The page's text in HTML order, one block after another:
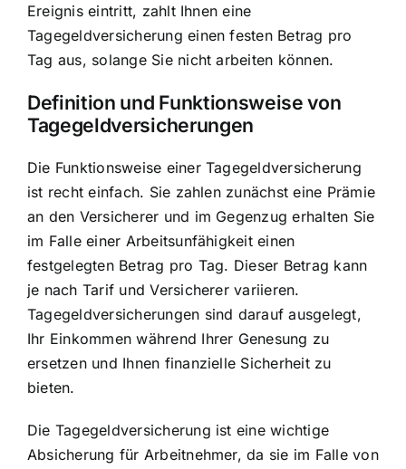
Ereignis eintritt, zahlt Ihnen eine
Tagegeldversicherung einen festen Betrag pro
Tag aus, solange Sie nicht arbeiten können.
Definition und Funktionsweise von
Tagegeldversicherungen
Die Funktionsweise einer Tagegeldversicherung
ist recht einfach. Sie zahlen zunächst eine Prämie
an den Versicherer und im Gegenzug erhalten Sie
im Falle einer Arbeitsunfähigkeit einen
festgelegten Betrag pro Tag. Dieser Betrag kann
je nach Tarif und Versicherer variieren.
Tagegeldversicherungen sind darauf ausgelegt,
Ihr Einkommen während Ihrer Genesung zu
ersetzenund Ihnen finanzielle Sicherheit zu
bieten.
Die Tagegeldversicherung ist eine wichtige
Absicherung für Arbeitnehmer, da sie im Falle von